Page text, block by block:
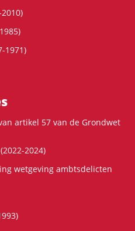
1971)
artikel 57 van de Grondwet
2024)
wetgeving ambtsdelicten